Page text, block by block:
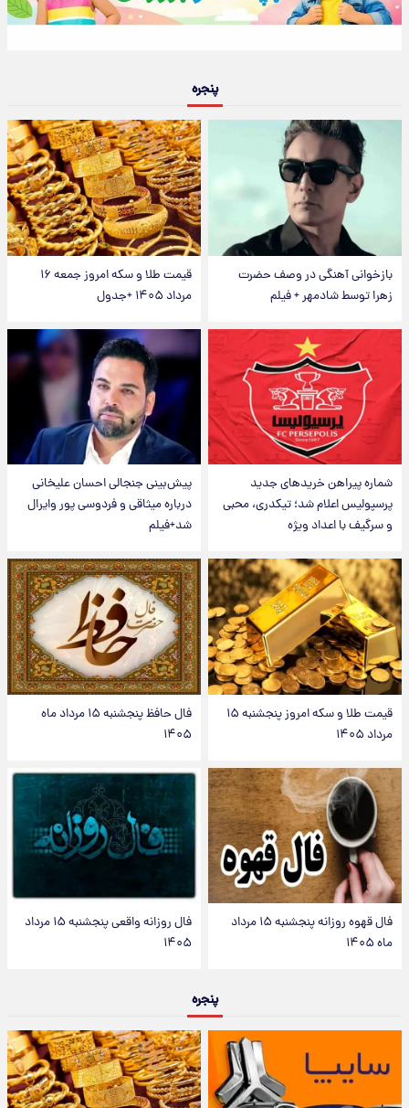
پنجره
بازخوانی آهنگی در وصف حضرت
زهرا توسط شادمهر + فیلم
قیمت طلا و سکه امروز جمعه ۱۶
مرداد ۱۴۰۵ +جدول
شماره پیراهن خریدهای جدید
پرسپولیس اعلام شد؛ تیکدری، محبی
و سرگیف با اعداد ویژه
پیش‌بینی جنجالی احسان علیخانی
درباره میثاقی و فردوسی پور وایرال
شد+فیلم
قیمت طلا و سکه امروز پنجشنبه ۱۵
مرداد ۱۴۰۵
فال حافظ پنجشنبه ۱۵ مرداد ماه
۱۴۰۵
فال قهوه روزانه پنجشنبه ۱۵ مرداد
ماه ۱۴۰۵
فال روزانه واقعی پنجشنبه ۱۵ مرداد
۱۴۰۵
پنجره